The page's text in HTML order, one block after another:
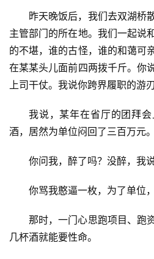
情
感
登录
昨天晚饭后，我们去双湖桥
主管部门的所在地。我们一起说
的不堪，谁的古怪，谁的和蔼可
在某某头儿面前四两拨千斤。你
上司干仗。我说你跨界履职的游
我说，某年在省厅的团拜
酒，居然为单位闷回了三百万元。
你问我，醉了吗？没醉，我
你骂我憨逼一枚，为了单位
那时，一门心思跑项目、跑
几杯酒就能要性命。